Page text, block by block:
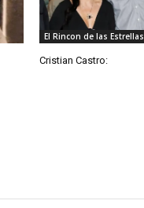
El Rincon de las Estrellas
Cristian Castro: